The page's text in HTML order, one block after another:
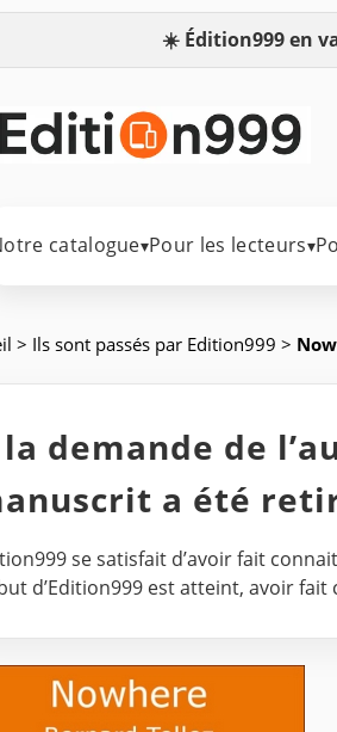
☀️ Édition999 en
catalogue▾Pour les lecteurs▾
> Ils sont passés par Edition999 >
la demande de
a été
se satisfait d’avoir fait
d’Edition999 est atteint, avoir